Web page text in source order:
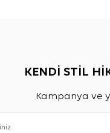
KENDİ STİL
Kampanya ve